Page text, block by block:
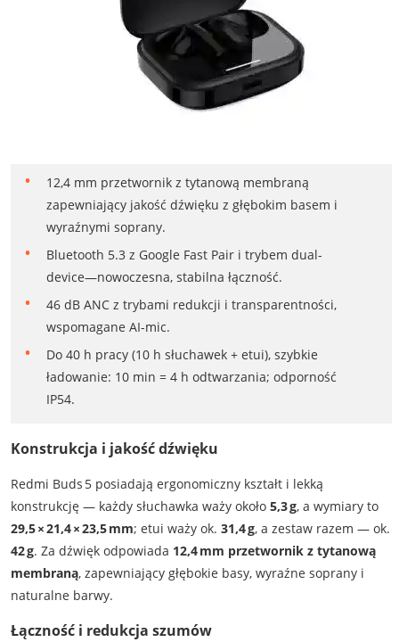
12,4 mm przetwornik z tytanową membraną
zapewniający jakość dźwięku z głębokim basem i
wyraźnymi soprany.
Bluetooth 5.3 z Google Fast Pair i trybem dual-
device—nowoczesna, stabilna łączność.
46 dB ANC z trybami redukcji i transparentności,
wspomagane AI-mic.
Do 40 h pracy (10 h słuchawek + etui), szybkie
ładowanie: 10 min = 4 h odtwarzania; odporność
IP54.
Konstrukcja i jakość dźwięku
Redmi Buds 5 posiadają ergonomiczny kształt i lekką
konstrukcję — każdy słuchawka waży około 5,3 g, a wymiary to
29,5 × 21,4 × 23,5 mm; etui waży ok. 31,4 g, a zestaw razem — ok.
42 g. Za dźwięk odpowiada 12,4 mm przetwornik z tytanową
membraną, zapewniający głębokie basy, wyraźne soprany i
naturalne barwy.
Łączność i redukcja szumów